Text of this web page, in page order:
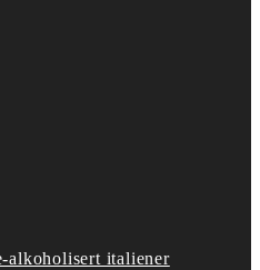
alkoholisert italiener